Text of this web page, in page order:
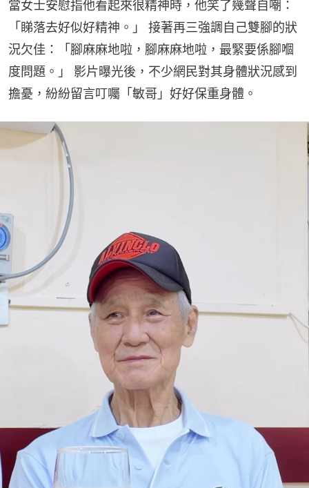
當女士安慰指他看起來很精神時，他笑了幾聲自嘲：
「睇落去好似好精神。」 接著再三強調自己雙腳的狀
況欠佳：「腳麻麻地啦，腳麻麻地啦，最緊要係腳嗰
度問題。」 影片曝光後，不少網民對其身體狀況感到
擔憂，紛紛留言叮囑「敏哥」好好保重身體。